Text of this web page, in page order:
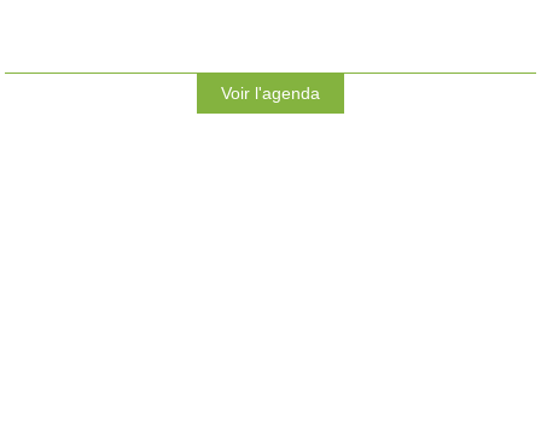
Voir l'agenda